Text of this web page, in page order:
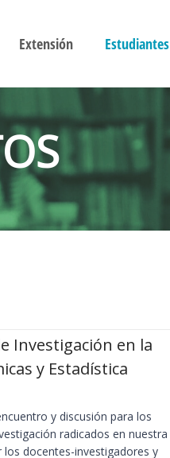
Extensión Estudiantes
Investigación en la
y Estadística
y discusión para los
radicados en nuestra
los docentes-investigadores y